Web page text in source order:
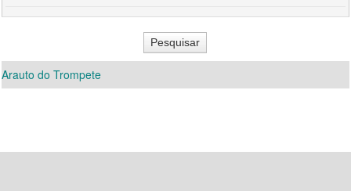
Arauto do Trompete